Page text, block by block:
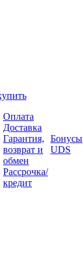
Оплата
Доставка
Гарантия,
возврат и
обмен
Рассрочка/
кредит
Бонусы
UDS